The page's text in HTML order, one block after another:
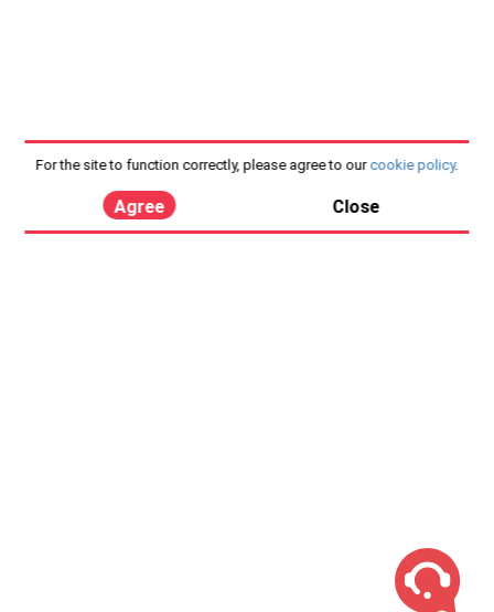
For the site to function correctly, please agree to our cookie policy.
Agree Close